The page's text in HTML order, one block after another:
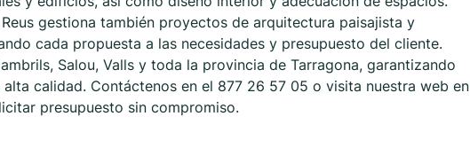
gestiona también proyectos de arquitectura paisajista y
cada propuesta a las necesidades y presupuesto del cliente.
Salou, Valls y toda la provincia de Tarragona, garantizando
calidad. Contáctenos en el 877 26 57 05 o visita nuestra web en
presupuesto sin compromiso.